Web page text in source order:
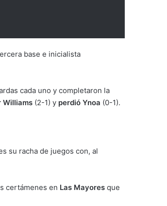
base e inicialista
cada uno y completaron la
Williams (2-1) y perdió Ynoa (0-1).
su racha de juegos con, al
certámenes en Las Mayores que